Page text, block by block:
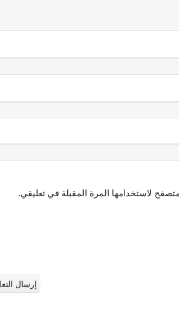
لاستخدامها المرة المقبلة في تعليقي.